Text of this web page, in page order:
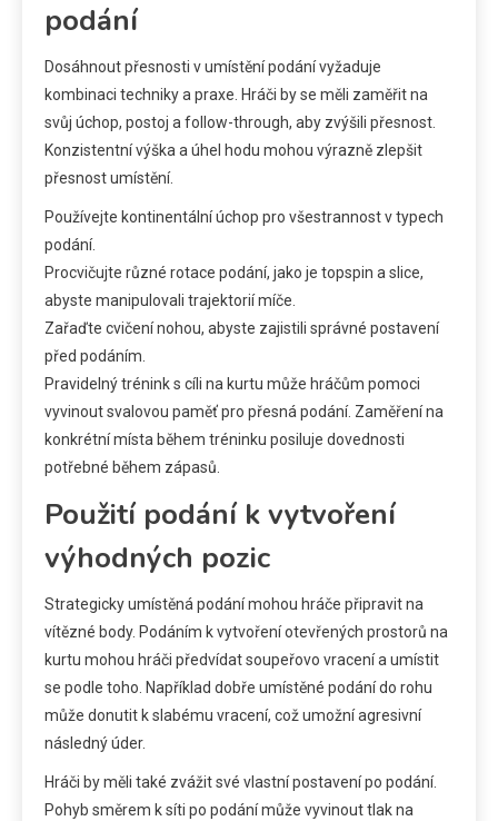
podání
Dosáhnout přesnosti v umístění podání vyžaduje
kombinaci techniky a praxe. Hráči by se měli zaměřit na
svůj úchop, postoj a follow-through, aby zvýšili přesnost.
Konzistentní výška a úhel hodu mohou výrazně zlepšit
přesnost umístění.
Používejte kontinentální úchop pro všestrannost v typech
podání.
Procvičujte různé rotace podání, jako je topspin a slice,
abyste manipulovali trajektorií míče.
Zařaďte cvičení nohou, abyste zajistili správné postavení
před podáním.
Pravidelný trénink s cíli na kurtu může hráčům pomoci
vyvinout svalovou paměť pro přesná podání. Zaměření na
konkrétní místa během tréninku posiluje dovednosti
potřebné během zápasů.
Použití podání k vytvoření
výhodných pozic
Strategicky umístěná podání mohou hráče připravit na
vítězné body. Podáním k vytvoření otevřených prostorů na
kurtu mohou hráči předvídat soupeřovo vracení a umístit
se podle toho. Například dobře umístěné podání do rohu
může donutit k slabému vracení, což umožní agresivní
následný úder.
Hráči by měli také zvážit své vlastní postavení po podání.
Pohyb směrem k síti po podání může vyvinout tlak na